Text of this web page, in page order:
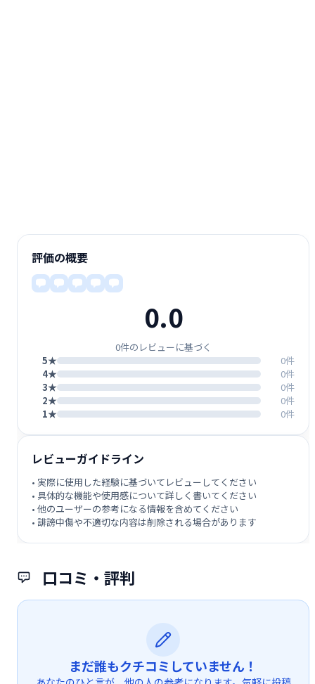
口コミ・評判
まだ誰もクチコミしていません！
評価の概要
0.0
0件のレビューに基づく
5★
0件
4★
0件
3★
0件
2★
0件
1★
0件
レビューガイドライン
• 実際に使用した経験に基づいてレビューしてください
• 具体的な機能や使用感について詳しく書いてください
• 他のユーザーの参考になる情報を含めてください
• 誹謗中傷や不適切な内容は削除される場合があります